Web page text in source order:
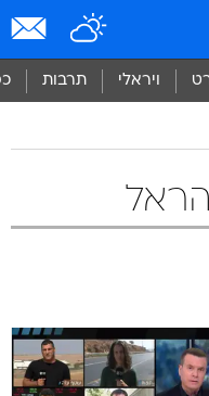
ויראלי תרבות